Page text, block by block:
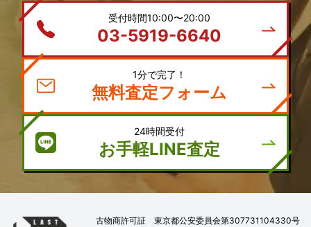
受付時間10:00〜20:00
03-5919-6640
1分で完了！
無料査定フォーム
24時間受付
お手軽LINE査定
古物商許可証 東京都公安委員会第307731104330号